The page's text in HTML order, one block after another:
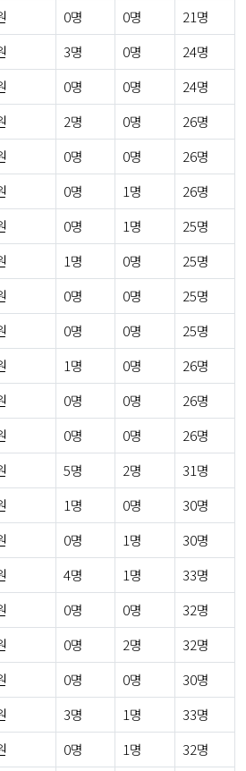
0명 0명
21명
3명 0명
24명
0명 0명
24명
2명 0명
26명
0명 0명
26명
0명 1명
26명
0명 1명
25명
1명 0명
25명
0명 0명
25명
0명 0명
25명
1명 0명
26명
0명 0명
26명
0명 0명
26명
5명 2명
31명
1명 0명
30명
0명 1명
30명
4명 1명
33명
0명 0명
32명
0명 2명
32명
0명 0명
30명
3명 1명
33명
0명 1명 32명